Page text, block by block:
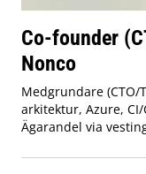
Co-founder
Nonco
Medgrundare (CTO/
arkitektur, Azure, CI/
Ägarandel via